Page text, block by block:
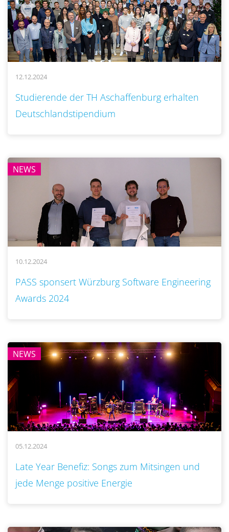
12.12.2024
Studierende der TH Aschaffenburg erhalten
Deutschlandstipendium
NEWS
10.12.2024
PASS sponsert Würzburg Software Engineering
Awards 2024
NEWS
05.12.2024
Late Year Benefiz: Songs zum Mitsingen und
jede Menge positive Energie